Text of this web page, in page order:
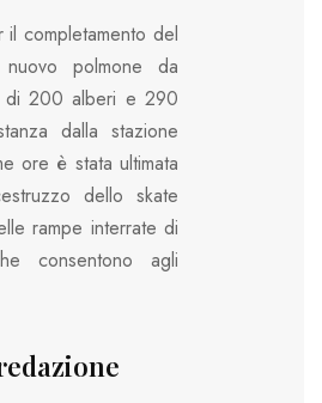
completamento del
polmone da
di 200 alberi e 290
dalla stazione
ore è stata ultimata
dello skate
rampe interrate di
consentono agli